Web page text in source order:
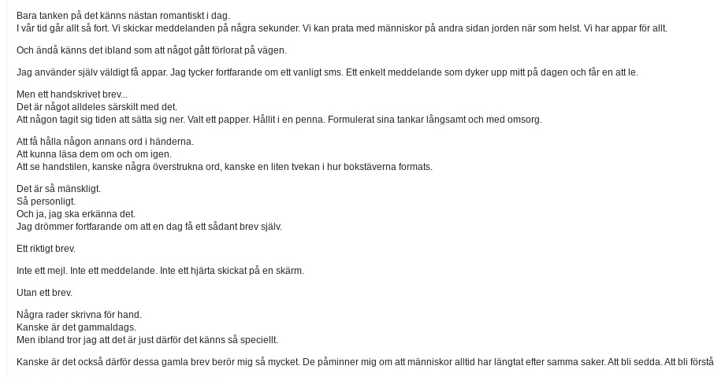
Bara tanken på det känns nästan romantiskt i dag.
I vår tid går allt så fort. Vi skickar meddelanden på några sekunder. Vi kan prata med människor på andra sidan jorden när som helst. Vi har appar för allt.
Och ändå känns det ibland som att något gått förlorat på vägen.
Jag använder själv väldigt få appar. Jag tycker fortfarande om ett vanligt sms. Ett enkelt meddelande som dyker upp mitt på dagen och får en att le.
Men ett handskrivet brev...
Det är något alldeles särskilt med det.
Att någon tagit sig tiden att sätta sig ner. Valt ett papper. Hållit i en penna. Formulerat sina tankar långsamt och med omsorg.
Att få hålla någon annans ord i händerna.
Att kunna läsa dem om och om igen.
Att se handstilen, kanske några överstrukna ord, kanske en liten tvekan i hur bokstäverna formats.
Det är så mänskligt.
Så personligt.
Och ja, jag ska erkänna det.
Jag drömmer fortfarande om att en dag få ett sådant brev själv.
Ett riktigt brev.
Inte ett mejl. Inte ett meddelande. Inte ett hjärta skickat på en skärm.
Utan ett brev.
Några rader skrivna för hand.
Kanske är det gammaldags.
Men ibland tror jag att det är just därför det känns så speciellt.
Kanske är det också därför dessa gamla brev berör mig så mycket. De påminner mig om att människor alltid har längtat efter samma saker. Att bli sedda. Att bli